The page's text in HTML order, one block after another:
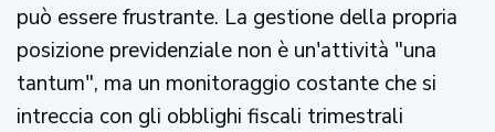
può essere frustrante. La gestione della propria
posizione previdenziale non è un'attività "una
tantum", ma un monitoraggio costante che si
intreccia con gli obblighi fiscali trimestrali